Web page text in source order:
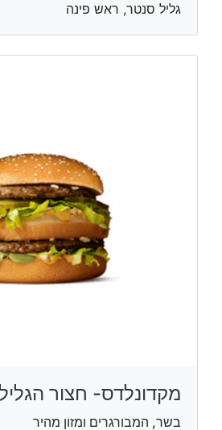
גליל סנטר, ראש פינה
מקדונלדס- חצור
בשר, המבורגרים ומזון מהיר